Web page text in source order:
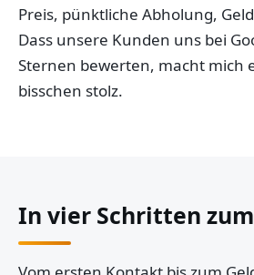
Preis, pünktliche Abholung,
Dass unsere Kunden uns bei
Sternen bewerten, macht mich
bisschen stolz.
In vier Schritten